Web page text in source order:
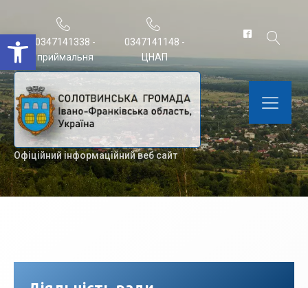
Відкрити Панель інструментів
0347141338 -
приймальня
0347141148 -
ЦНАП
Офіційний інформаційний веб сайт